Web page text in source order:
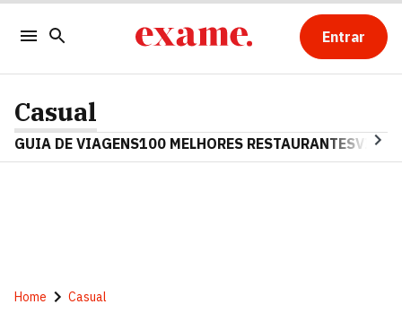
Entrar
Casual
GUIA DE VIAGENS100 MELHORES RESTAURANTES
Home Casual